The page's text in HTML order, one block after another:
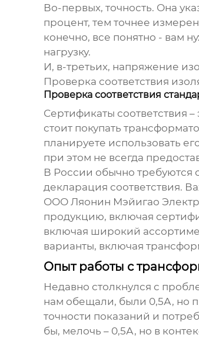
Во-первых, точность. Она
процент, тем точнее
конечно, все понятно - вам
нагрузку.
И, в-третьих, напряжение
Проверка соответствия
Проверка соответствия
Сертификаты соответствия
стоит покупать
планируете использовать
при этом не всегда
В России обычно требуются
декларация соответствия.
ООО Ляонин Мэйигао
продукцию, включая
включая широкий
варианты, включая
Опыт работы с
Недавно столкнулся с
нам обещали, были 0,5А, но
точности показаний и
бы, мелочь – 0,5А, но в